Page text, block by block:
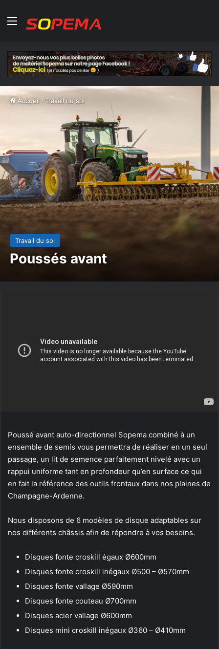
Menu
Accueil/Travail du sol
Travail du sol
Poussés avant
Poussé avant auto-directionnel Sopema combiné à un
ensemble de semis vous permettra de réaliser en un seul
passage, un lit de semence parfaitement nivelé avec un
rappui uniforme tant en profondeur qu’en surface ce qui
en fait la référence des outils frontaux dans nos plaines de
Champagne-Ardenne.
Nous disposons de 6 modèles de disque adaptables sur
nos différents châssis afin de répondre à vos besoins.
Disques fonte croskill égaux Ø600mm
Disques fonte croskill inégaux Ø500 – Ø570mm
Disques fonte vallage Ø590mm
Disques fonte couteau Ø700mm
Disques acier vallage Ø600mm
Disques mini croskill inégaux Ø360 – Ø410mm